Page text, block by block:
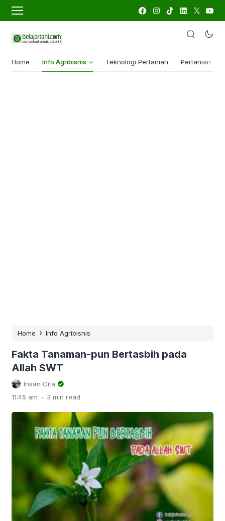
Home Info Agribisnis Teknologi Pertanian Pertanian
Home › Info Agribisnis
Fakta Tanaman-pun Bertasbih pada
Allah SWT
Insan Cita
11:45 am . 3 min read